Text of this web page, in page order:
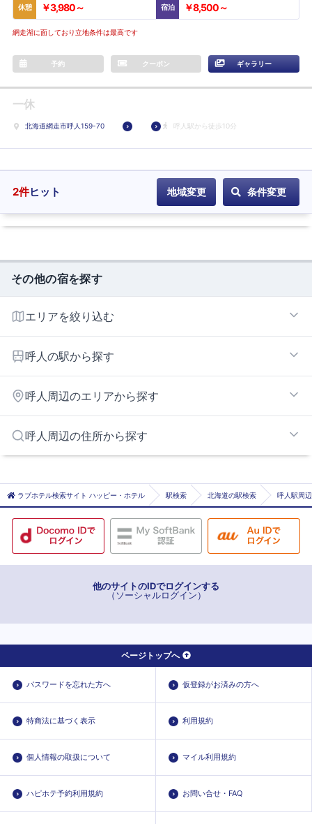
休憩 ￥3,980～ 宿泊 ￥8,500～
網走湖に面しており立地条件は最高です
予約 クーポン ギャラリー
一休
北海道網走市呼人159-70 呼人駅から徒歩10分
2件ヒット 地域変更 条件変更
その他の宿を探す
エリアを絞り込む
呼人の駅から探す
網走
呼人周辺のエリアから探す
呼人周辺の住所から探す
ラブホテル検索サイト ハッピー・ホテル 駅検索 北海道の駅検索 呼人駅周
他のサイトのIDでログインする
（ソーシャルログイン）
ページトップへ
パスワードを忘れた方へ 仮登録がお済みの方へ
特商法に基づく表示 利用規約
個人情報の取扱について マイル利用規約
ハピホテ予約利用規約 お問い合せ・FAQ